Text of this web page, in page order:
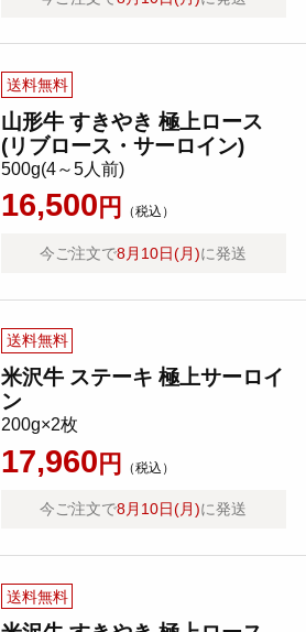
送料無料
山形牛 すきやき 極上ロース
(リブロース・サーロイン)
500g(4～5人前)
16,500 円 （税込）
今ご注文で8月10日(月)に発送
送料無料
米沢牛 ステーキ 極上サーロイ
ン
200g×2枚
17,960 円 （税込）
今ご注文で8月10日(月)に発送
送料無料